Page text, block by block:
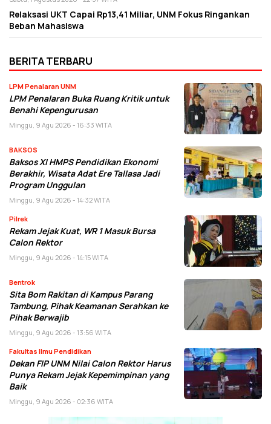
Relaksasi UKT Capai Rp13,41 Miliar, UNM Fokus Ringankan
Beban Mahasiswa
BERITA TERBARU
LPM Penalaran UNM
LPM Penalaran Buka Ruang Kritik untuk
Benahi Kepengurusan
Minggu, 9 Agu 2026 - 16:33 WITA
BAKSOS
Baksos XI HMPS Pendidikan Ekonomi
Berakhir, Wisata Adat Ere Tallasa Jadi
Program Unggulan
Minggu, 9 Agu 2026 - 14:32 WITA
Pilrek
Rekam Jejak Kuat, WR 1 Masuk Bursa
Calon Rektor
Minggu, 9 Agu 2026 - 14:15 WITA
Bentrok
Sita Bom Rakitan di Kampus Parang
Tambung, Pihak Keamanan Serahkan ke
Pihak Berwajib
Minggu, 9 Agu 2026 - 13:56 WITA
Fakultas Ilmu Pendidikan
Dekan FIP UNM Nilai Calon Rektor Harus
Punya Rekam Jejak Kepemimpinan yang
Baik
Minggu, 9 Agu 2026 - 02:36 WITA